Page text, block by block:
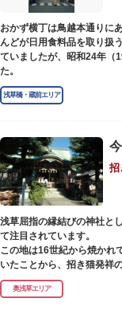
神社としても知られ、映画
りは、ここ小野照崎神社の
おかず横丁は鳥越本通りに
んどが日用食料品を取り扱
ていましたが、昭和24年（
た。
浅草橋・蔵前エリア
招
浅草屈指の縁結びの神社と
て注目されています。
この地は16世紀から焼かれ
いたことから、招き猫発祥
チーフにした絵馬や御朱印
1063（康平6）年、時の奥
奥浅草エリア